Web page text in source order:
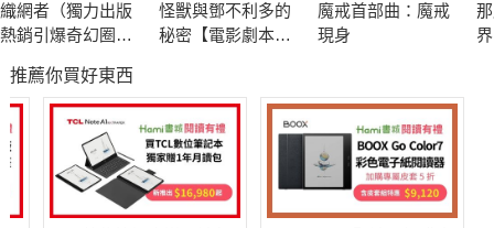
織網者（獨力出版
熱銷引爆奇幻圈，
評，上千位書評主
齊聲推薦）
怪獸與鄧不利多的
秘密【電影劇本
魔戒首部曲：魔戒
現身
推薦你買好東西